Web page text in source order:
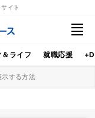
イト
＆ライフ 就職応援
する方法